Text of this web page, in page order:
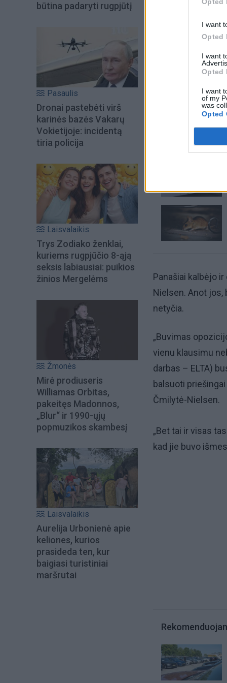
I want
Opted
I want
Opted
I want
of my
was
Opted
būtina padaryti rugpjūtį
Pasaulis
Dronai pastebėti virš
karinės bazės Vakarų
Vokietijoje: incidentą
tiria policija
Laisvalaikis
Trys Zodiako ženklai,
kuriems rugpjūčio 8-ąją
seksis labiausiai: puikios
žinios Mergelėms
Žmonės
Mirė prodiuseris
Williamas Orbitas,
pakeitęs Madonnos,
„Blur“ ir 1990-ųjų
popmuzikos skambesį
Laisvalaikis
Aurelija Urbonienė apie
keliones, kurios
prasideda ten, kur
baigiasi turistiniai
maršrutai
Šiuo metu
Panašiai kalbėjo
Nielsen. Anot jos,
netyčia.
„Buvimas
vienu klausimu
darbas – ELTA)
balsuoti
Čmilytė-Nielsen.
„Bet tai ir visas
kad jie buvo